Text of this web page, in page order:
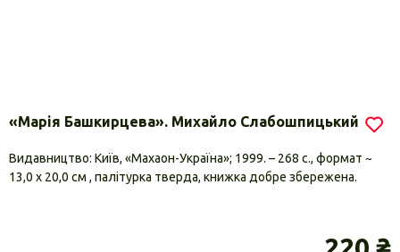
«Марія Башкирцева». Михайло Слабошпицький
Видавництво: Київ, «Махаон-Україна»; 1999. – 268 с., формат ~
13,0 х 20,0 см , палітурка тверда, книжка добре збережена.